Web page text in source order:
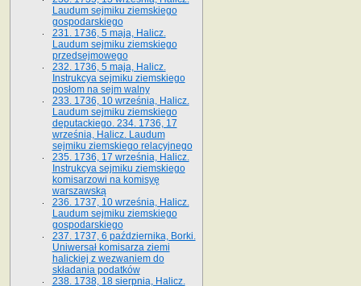
Laudum sejmiku ziemskiego
gospodarskiego
231. 1736, 5 maja, Halicz.
Laudum sejmiku ziemskiego
przedsejmowego
232. 1736, 5 maja, Halicz.
Instrukcya sejmiku ziemskiego
posłom na sejm walny
233. 1736, 10 września, Halicz.
Laudum sejmiku ziemskiego
deputackiego. 234. 1736, 17
września, Halicz. Laudum
sejmiku ziemskiego relacyjnego
235. 1736, 17 września, Halicz.
Instrukcya sejmiku ziemskiego
komisarzowi na komisyę
warszawską
236. 1737, 10 września, Halicz.
Laudum sejmiku ziemskiego
gospodarskiego
237. 1737, 6 października, Borki.
Uniwersał komisarza ziemi
halickiej z wezwaniem do
składania podatków
238. 1738, 18 sierpnia, Halicz.